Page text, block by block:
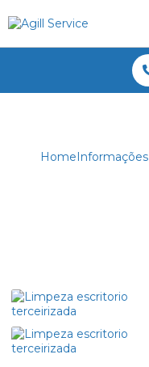
HomeInformações